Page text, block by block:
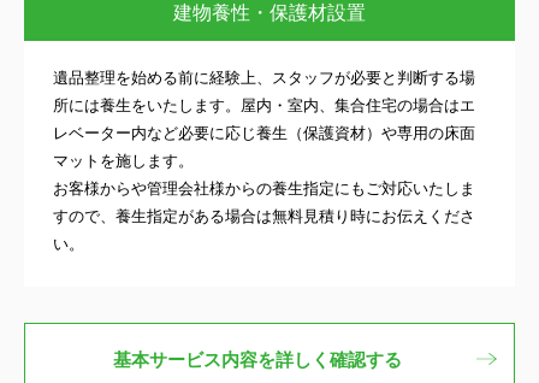
建物養性・保護材設置
遺品整理を始める前に経験上、スタッフが必要と判断する場
所には養生をいたします。屋内・室内、集合住宅の場合はエ
レベーター内など必要に応じ養生（保護資材）や専用の床面
マットを施します。
お客様からや管理会社様からの養生指定にもご対応いたしま
すので、養生指定がある場合は無料見積り時にお伝えくださ
い。
基本サービス内容を詳しく確認する